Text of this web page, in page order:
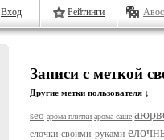
Вход Рейтинги
Записи с меткой
Другие метки пользователя ↓
seo арома плитки арома саше
елочки своими руками